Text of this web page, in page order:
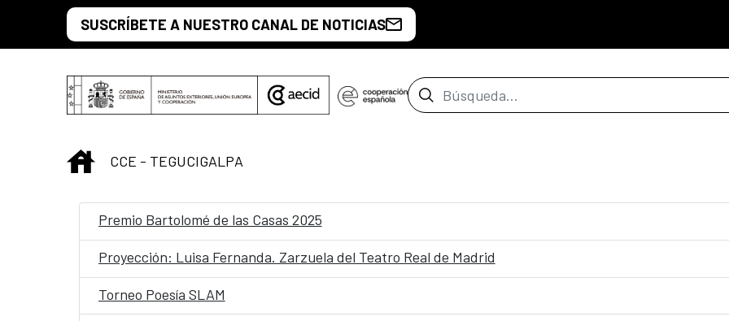
Saltar al contenido principal
SUSCRÍBETE A NUESTRO CANAL DE NOTICIAS
Barra de búsqueda
INICIO
CCE - TEGUCIGALPA
Premio Bartolomé de las Casas 2025
Proyección: Luisa Fernanda. Zarzuela del Teatro Real de Madrid
Torneo Poesía SLAM